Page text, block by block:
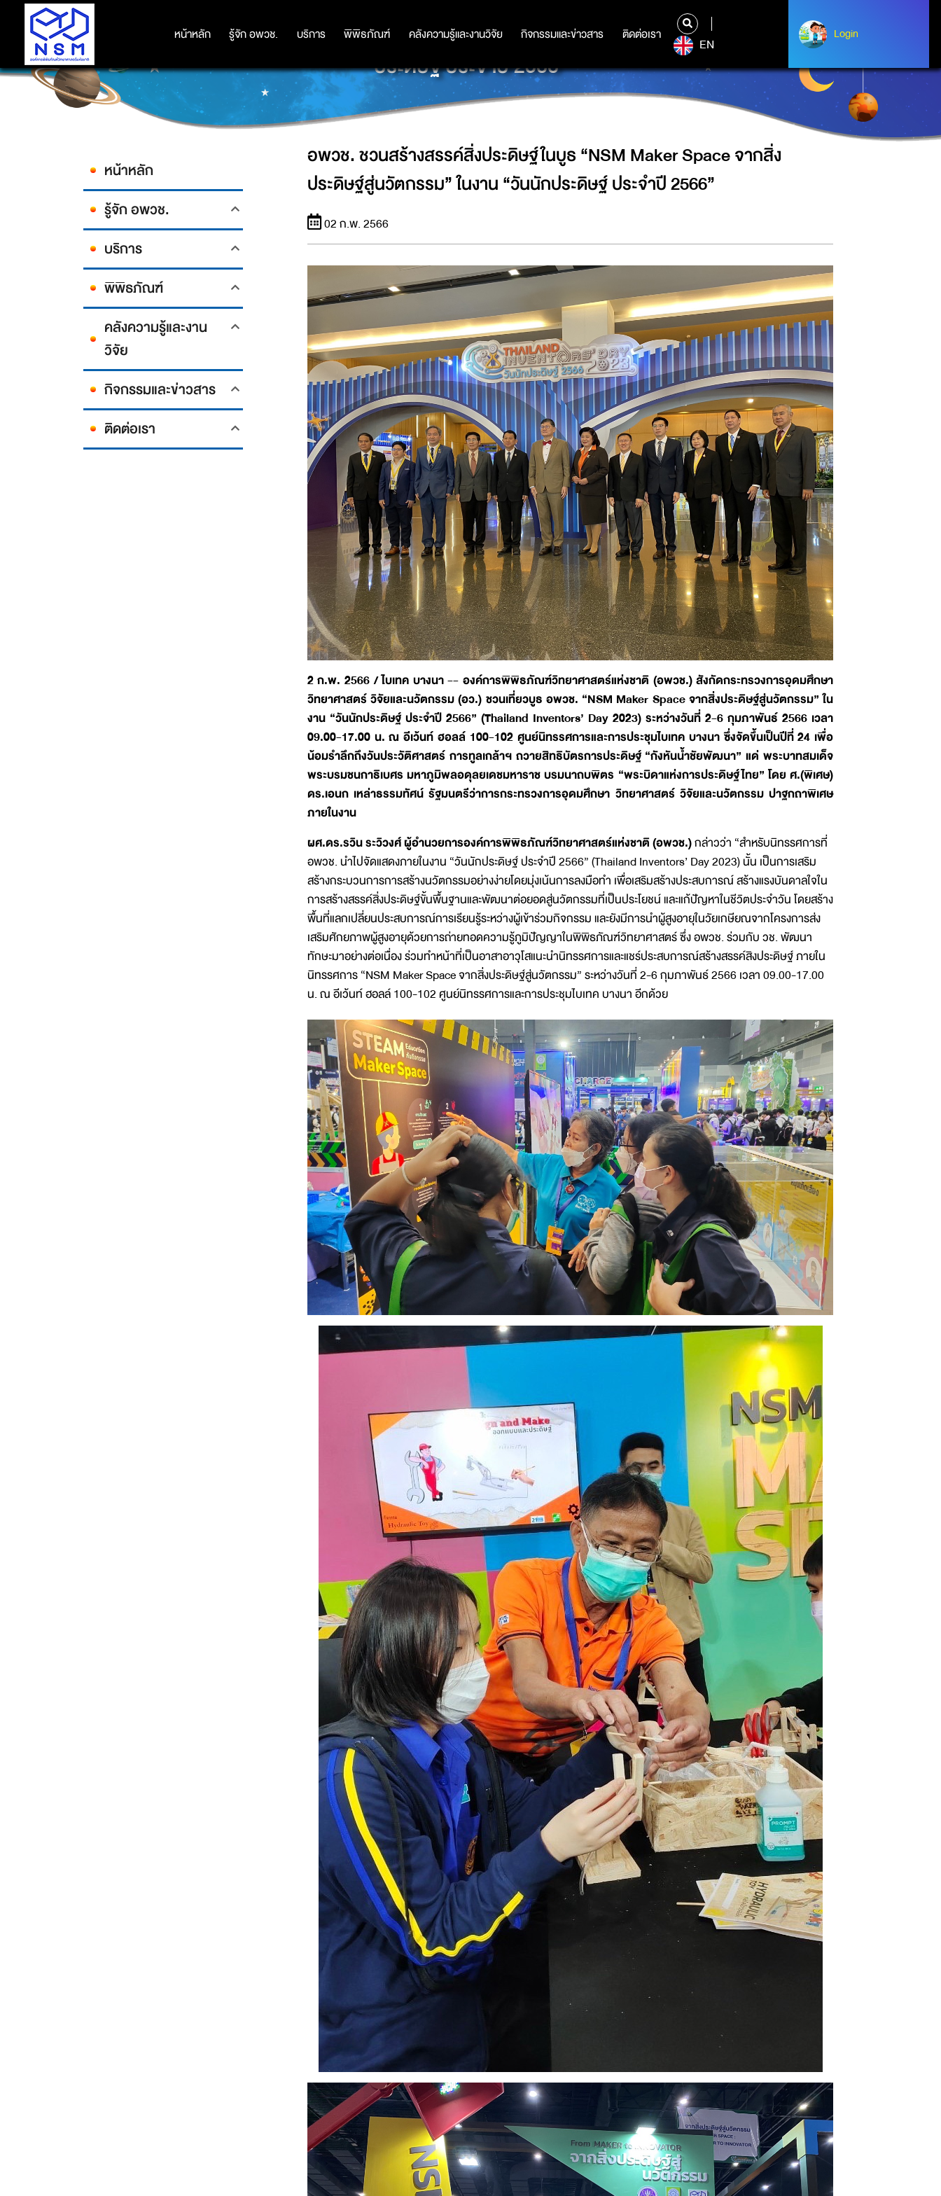
หน้าหลัก รู้จัก อพวช. บริการ พิพิธภัณฑ์ คลังความรู้และงานวิจัย กิจกรรมและข่าวสาร ติดต่อเรา
หน้าหลัก รู้จัก อพวช. บริการ พิพิธภัณฑ์ คลังความรู้และงานวิจัย กิจกรรมและข่าวสาร ติดต่อเรา
EN
Login
Login
อพวช. ชวนสร้างสรรค์สิ่งประดิษฐ์ในบูธ “NSM MAKER SPACE จากสิ่งประดิษฐ์สู่นวัตกรรม” ในงาน “วันนัก
ประดิษฐ์ ประจำปี 2566”
หน้าหลัก
รู้จัก อพวช.
บริการ
พิพิธภัณฑ์
คลังความรู้และงาน
วิจัย
กิจกรรมและข่าวสาร
ติดต่อเรา
อพวช. ชวนสร้างสรรค์สิ่งประดิษฐ์ในบูธ “NSM Maker Space จากสิ่ง
ประดิษฐ์สู่นวัตกรรม” ในงาน “วันนักประดิษฐ์ ประจำปี 2566”
02 ก.พ. 2566
2 ก.พ. 2566 / ไบเทค บางนา -- องค์การพิพิธภัณฑ์วิทยาศาสตร์แห่งชาติ (อพวช.) สังกัดกระทรวงการอุดมศึกษา
วิทยาศาสตร์ วิจัยและนวัตกรรม (อว.) ชวนเที่ยวบูธ อพวช. “NSM Maker Space จากสิ่งประดิษฐ์สู่นวัตกรรม” ใน
งาน “วันนักประดิษฐ์ ประจำปี 2566” (Thailand Inventors’ Day 2023) ระหว่างวันที่ 2-6 กุมภาพันธ์ 2566 เวลา
09.00-17.00 น. ณ อีเว้นท์ ฮอลล์ 100-102 ศูนย์นิทรรศการและการประชุมไบเทค บางนา ซึ่งจัดขึ้นเป็นปีที่ 24 เพื่อ
น้อมรำลึกถึงวันประวัติศาสตร์ การทูลเกล้าฯ ถวายสิทธิบัตรการประดิษฐ์ “กังหันน้ำชัยพัฒนา” แด่ พระบาทสมเด็จ
พระบรมชนกาธิเบศร มหาภูมิพลอดุลยเดชมหาราช บรมนาถบพิตร “พระบิดาแห่งการประดิษฐ์ไทย” โดย ศ.(พิเศษ)
ดร.เอนก เหล่าธรรมทัศน์ รัฐมนตรีว่าการกระทรวงการอุดมศึกษา วิทยาศาสตร์ วิจัยและนวัตกรรม ปาฐกถาพิเศษ
ภายในงาน
ผศ.ดร.รวิน ระวิวงศ์ ผู้อำนวยการองค์การพิพิธภัณฑ์วิทยาศาสตร์แห่งชาติ (อพวช.)กล่าวว่า “สำหรับนิทรรศการที่
อพวช. นำไปจัดแสดงภายในงาน “วันนักประดิษฐ์ ประจำปี 2566” (Thailand Inventors’ Day 2023) นั้น เป็นการเสริม
สร้างกระบวนการการสร้างนวัตกรรมอย่างง่ายโดยมุ่งเน้นการลงมือทำ เพื่อเสริมสร้างประสบการณ์ สร้างแรงบันดาลใจใน
การสร้างสรรค์สิ่งประดิษฐ์ขั้นพื้นฐานและพัฒนาต่อยอดสู่นวัตกรรมที่เป็นประโยชน์ และแก้ปัญหาในชีวิตประจำวัน โดยสร้าง
พื้นที่แลกเปลี่ยนประสบการณ์การเรียนรู้ระหว่างผู้เข้าร่วมกิจกรรม และยังมีการนำผู้สูงอายุในวัยเกษียณจากโครงการส่ง
เสริมศักยภาพผู้สูงอายุด้วยการถ่ายทอดความรู้ภูมิปัญญาในพิพิธภัณฑ์วิทยาศาสตร์ ซึ่ง อพวช. ร่วมกับ วช. พัฒนา
ทักษะมาอย่างต่อเนื่อง ร่วมทำหน้าที่เป็นอาสาอาวุโสแนะนำนิทรรศการและแชร์ประสบการณ์สร้างสรรค์สิงประดิษฐ์ ภายใน
นิทรรศการ “NSM Maker Space จากสิ่งประดิษฐ์สู่นวัตกรรม” ระหว่างวันที่ 2-6 กุมภาพันธ์ 2566 เวลา 09.00-17.00
น. ณ อีเว้นท์ ฮอลล์ 100-102 ศูนย์นิทรรศการและการประชุมไบเทค บางนา อีกด้วย